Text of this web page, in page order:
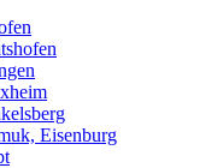
Eisenburg